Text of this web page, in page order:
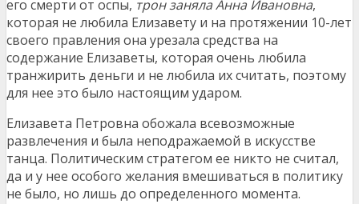
его смерти от оспы, трон заняла Анна Ивановна,
которая не любила Елизавету и на протяжении 10-лет
своего правления она урезала средства на
содержание Елизаветы, которая очень любила
транжирить деньги и не любила их считать, поэтому
для нее это было настоящим ударом.
Елизавета Петровна обожала всевозможные
развлечения и была неподражаемой в искусстве
танца. Политическим стратегом ее никто не считал,
да и у нее особого желания вмешиваться в политику
не было, но лишь до определенного момента.